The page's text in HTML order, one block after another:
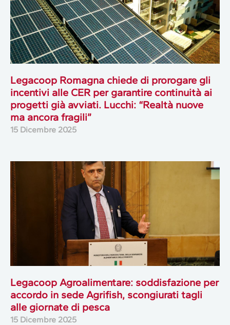
Legacoop Romagna chiede di prorogare gli
incentivi alle CER per garantire continuità ai
progetti già avviati. Lucchi: “Realtà nuove
ma ancora fragili”
15 Dicembre 2025
Legacoop Agroalimentare: soddisfazione per
accordo in sede Agrifish, scongiurati tagli
alle giornate di pesca
15 Dicembre 2025